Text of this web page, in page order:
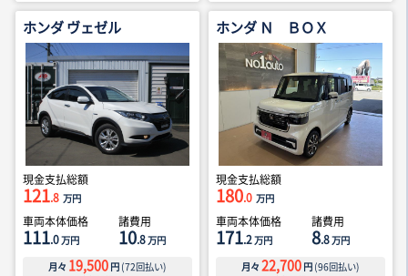
ホンダ ヴェゼル
現金支払総額
121.8 万円
車両本体価格
111.0万円
諸費用
10.8万円
月々 19,500 円 (72回払い)
ホンダ Ｎ ＢＯＸ
現金支払総額
180.0 万円
車両本体価格
171.2万円
諸費用
8.8万円
月々 22,700 円 (96回払い)